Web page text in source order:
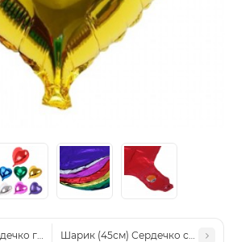
голубоеШарик (45см) Сердечко с